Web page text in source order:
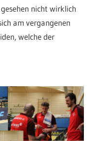
nicht wirklich
am vergangenen
welche der